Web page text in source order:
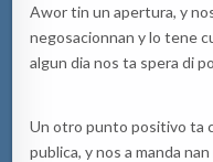
Awor tin un apertura, y
negosacionnan y lo tene
algun dia nos ta spera di
Un otro punto positivo ta
publica, y nos a manda